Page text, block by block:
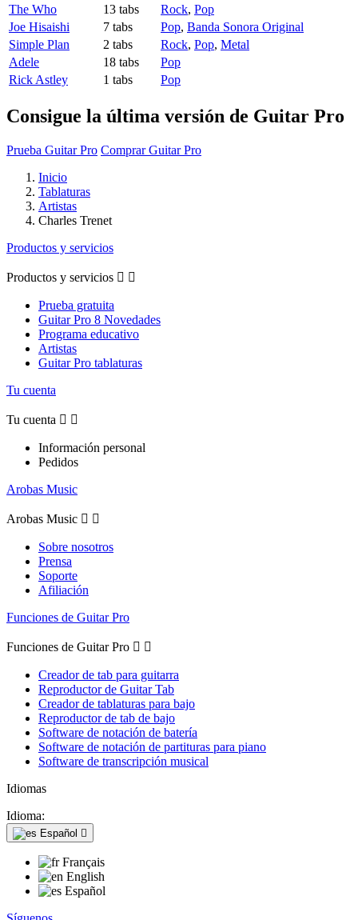
The Who
13 tabs Rock, Pop
Joe Hisaishi
7 tabs Pop, Banda Sonora Original
Simple Plan
2 tabs Rock, Pop, Metal
Adele
18 tabs
Pop
Rick Astley
1 tabs Pop
Consigue la última versión de Guitar Pro
Prueba Guitar Pro Comprar Guitar Pro
Inicio
Tablaturas
Artistas
Charles Trenet
Productos y servicios
Productos y servicios  
Prueba gratuita
Guitar Pro 8 Novedades
Programa educativo
Artistas
Guitar Pro tablaturas
Tu cuenta
Tu cuenta  
Información personal
Pedidos
Arobas Music
Arobas Music  
Sobre nosotros
Prensa
Soporte
Afiliación
Funciones de Guitar Pro
Funciones de Guitar Pro  
Creador de tab para guitarra
Reproductor de Guitar Tab
Creador de tablaturas para bajo
Reproductor de tab de bajo
Software de notación de batería
Software de notación de partituras para piano
Software de transcripción musical
Idiomas
Idioma:
Español 
Français
English
Español